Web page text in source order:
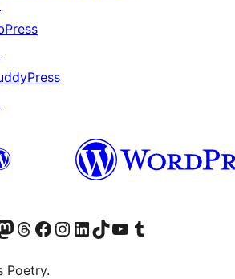
accountaccount
our Mastodon account
Visit our Threads account
Visit our Facebook page
Visit our Instagram account
Visit our LinkedIn account
Visit our TikTok account
Visit our YouTube channel
Visit our Tumblr account
Poetry.